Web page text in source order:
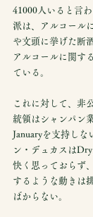
41000人いると言
派は、アルコール
や文頭に挙げた断
アルコールに関す
ている。
これに対して、非
統領はシャンパン
Januaryを支持しな
ン・デュカスは
快く思っておらず
するような動きは
ばからない。